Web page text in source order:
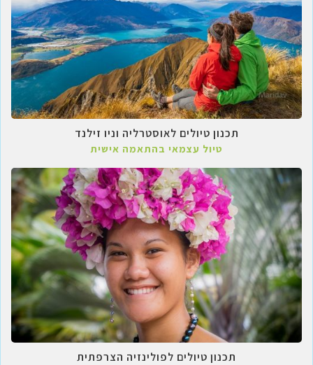
תכנון טיולים לאוסטרליה וניו זילנד
טיול עצמאי בהתאמה אישית
תכנון טיולים לפולינזיה הצרפתית